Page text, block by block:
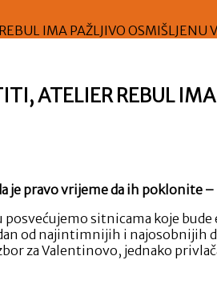
IMA PAŽLJIVO
ATELIER REBUL
je pravo vrijeme da ih poklonite –
sitnicama koje
od najintimnijih i najosobnijih
za Valentinovo, jednako